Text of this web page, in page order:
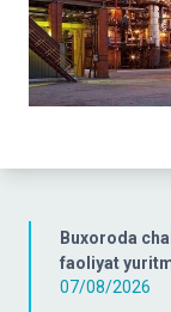
Buxoroda
faoliyat
07/08/2026